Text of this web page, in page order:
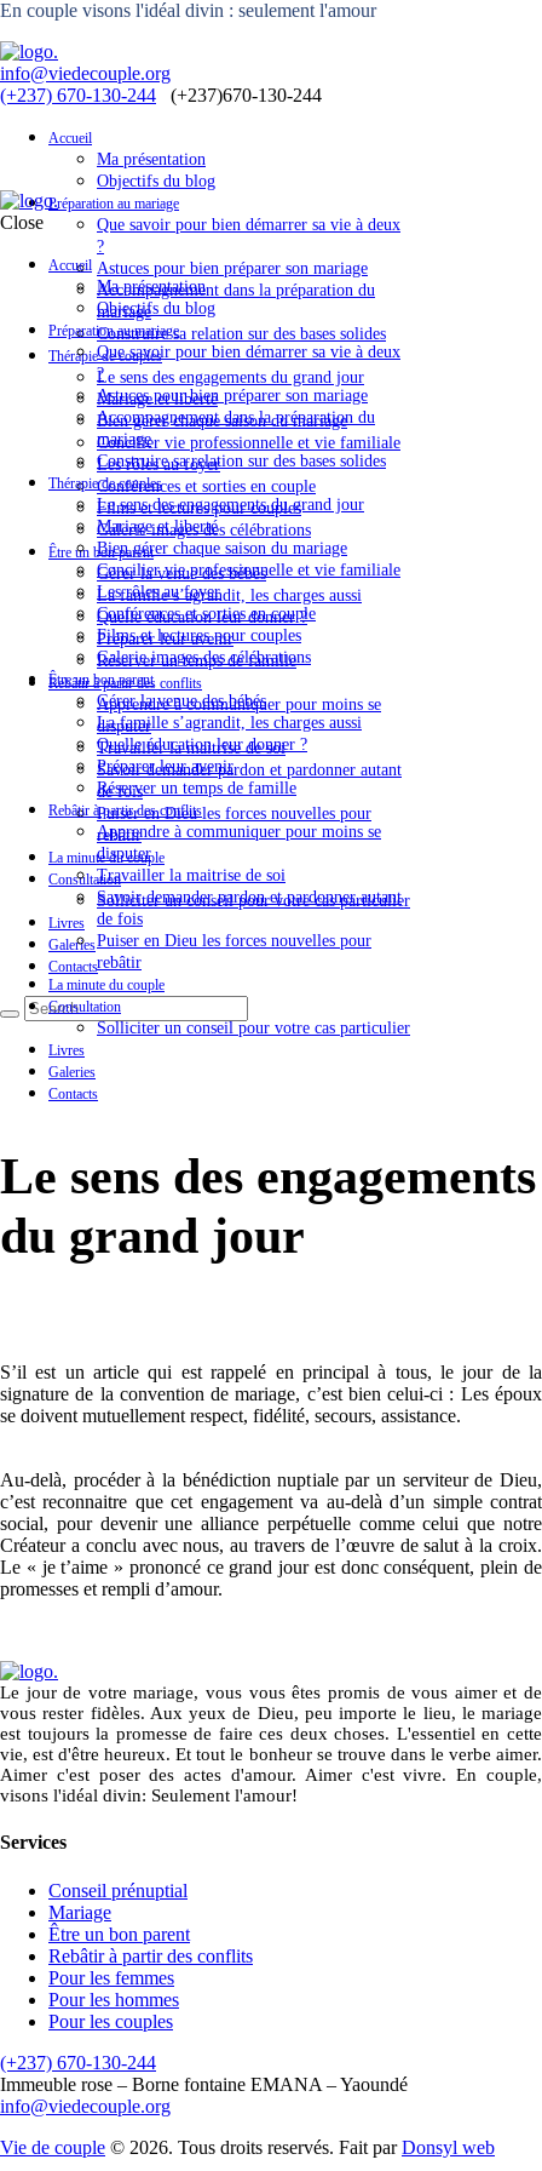
En couple visons l'idéal divin : seulement l'amour
info@viedecouple.org
(+237) 670-130-244
Accueil
Ma présentation
Objectifs du blog
Préparation au mariage
Que savoir pour bien démarrer sa vie à deux
?
Astuces pour bien préparer son mariage
Accompagnement dans la préparation du
mariage
Construire sa relation sur des bases solides
Thérapie de couples
Le sens des engagements du grand jour
Mariage et liberté
Bien gérer chaque saison du mariage
Concilier vie professionnelle et vie familiale
Les rôles au foyer
Conférences et sorties en couple
Films et lectures pour couples
Galerie images des célébrations
Être un bon parent
Gérer la venue des bébés
La famille s’agrandit, les charges aussi
Quelle éducation leur donner ?
Préparer leur avenir
Réserver un temps de famille
Rebâtir à partir des conflits
Apprendre à communiquer pour moins se
disputer
Travailler la maitrise de soi
Savoir demander pardon et pardonner autant
de fois
Puiser en Dieu les forces nouvelles pour
rebâtir
La minute du couple
Consultation
Solliciter un conseil pour votre cas particulier
Livres
Galeries
Contacts
Close
Accueil
Ma présentation
Objectifs du blog
Préparation au mariage
Que savoir pour bien démarrer sa vie à deux
?
Astuces pour bien préparer son mariage
Accompagnement dans la préparation du
mariage
Construire sa relation sur des bases solides
Thérapie de couples
Le sens des engagements du grand jour
Mariage et liberté
Bien gérer chaque saison du mariage
Concilier vie professionnelle et vie familiale
Les rôles au foyer
Conférences et sorties en couple
Films et lectures pour couples
Galerie images des célébrations
Être un bon parent
Gérer la venue des bébés
La famille s’agrandit, les charges aussi
Quelle éducation leur donner ?
Préparer leur avenir
Réserver un temps de famille
Rebâtir à partir des conflits
Apprendre à communiquer pour moins se
disputer
Travailler la maitrise de soi
Savoir demander pardon et pardonner autant
de fois
Puiser en Dieu les forces nouvelles pour
rebâtir
La minute du couple
Consultation
Solliciter un conseil pour votre cas particulier
Livres
Galeries
Contacts
Le sens des engagements
du grand jour
S’il est un article qui est rappelé en principal à tous, le jour de la
signature de la convention de mariage, c’est bien celui-ci : Les époux
se doivent mutuellement respect, fidélité, secours, assistance.
Au-delà, procéder à la bénédiction nuptiale par un serviteur de Dieu,
c’est reconnaitre que cet engagement va au-delà d’un simple contrat
social, pour devenir une alliance perpétuelle comme celui que notre
Créateur a conclu avec nous, au travers de l’œuvre de salut à la croix.
Le « je t’aime » prononcé ce grand jour est donc conséquent, plein de
promesses et rempli d’amour.
Le jour de votre mariage, vous vous êtes promis de vous aimer et de
vous rester fidèles. Aux yeux de Dieu, peu importe le lieu, le mariage
est toujours la promesse de faire ces deux choses. L'essentiel en cette
vie, est d'être heureux. Et tout le bonheur se trouve dans le verbe aimer.
Aimer c'est poser des actes d'amour. Aimer c'est vivre. En couple,
visons l'idéal divin: Seulement l'amour!
Services
Conseil prénuptial
Mariage
Être un bon parent
Rebâtir à partir des conflits
Pour les femmes
Pour les hommes
Pour les couples
(+237) 670-130-244
Immeuble rose – Borne fontaine EMANA – Yaoundé
info@viedecouple.org
Vie de couple © 2026. Tous droits reservés. Fait parDonsyl web